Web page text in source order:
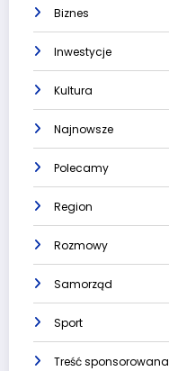
Biznes
Inwestycje
Kultura
Najnowsze
Polecamy
Region
Rozmowy
Samorząd
Sport
Treść sponsorowana